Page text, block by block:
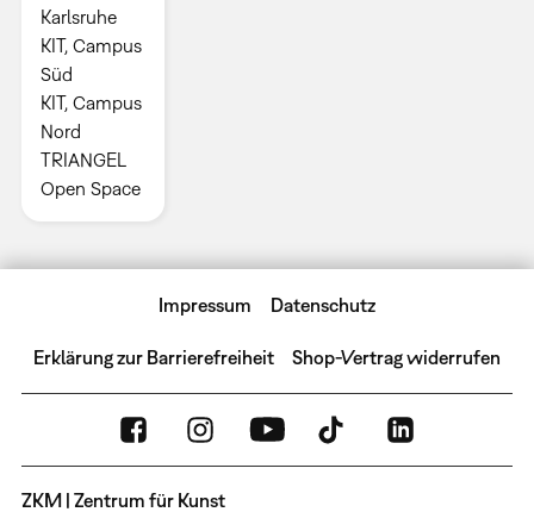
Karlsruhe
KIT, Campus
Süd
KIT, Campus
Nord
TRIANGEL
Open Space
Impressum Datenschutz
Erklärung zur Barrierefreiheit Shop-Vertrag widerrufen
ZKM | Zentrum für Kunst